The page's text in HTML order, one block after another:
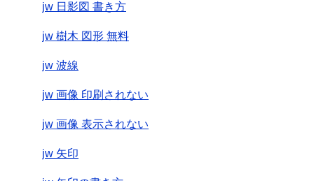
jw 日影図 書き方
jw 樹木 図形 無料
jw 波線
jw 画像 印刷されない
jw 画像 表示されない
jw 矢印